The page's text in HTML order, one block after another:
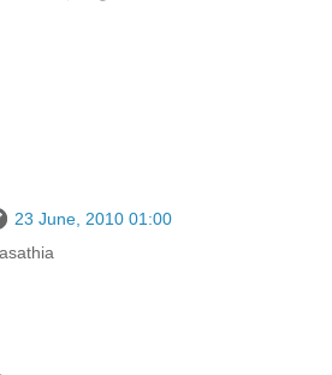
23 June, 2010 01:00